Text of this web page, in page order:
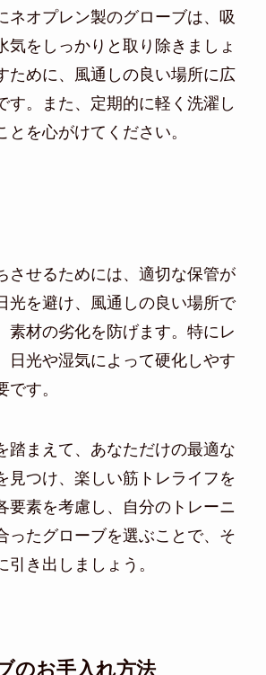
ネオプレン製のグローブは、吸
気をしっかりと取り除きましょ
ために、風通しの良い場所に広
す。また、定期的に軽く洗濯し
とを心がけてください。
させるためには、適切な保管が
光を避け、風通しの良い場所で
素材の劣化を防げます。特にレ
日光や湿気によって硬化しやす
す。
踏まえて、あなただけの最適な
見つけ、楽しい筋トレライフを
要素を考慮し、自分のトレーニ
ったグローブを選ぶことで、そ
き出しましょう。
のお手入れ方法